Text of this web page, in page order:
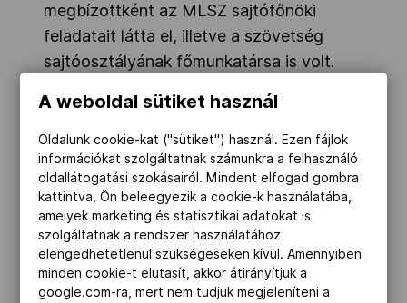
megbízottként az MLSZ sajtófőnöki
feladatait látta el, illetve a szövetség
sajtóosztályának főmunkatársa is volt.
kosárlabdacsapatának elnökségi
tagjaként, majd a MAC
labdarúgócsapatának szakosztály-
vezetőjeként tevékenykedett. Részt
vállalt a 100 éves a Magyar Labdarúgó-
szövetség jubileumi kiadvány
szerkesztésében, a magyar női és férfi
labdarúgó válogatottak statisztikájának
A weboldal sütiket használ
Oldalunk cookie-kat ("sütiket") használ. Ezen fájlok
információkat szolgáltatnak számunkra a felhasználó
oldallátogatási szokásairól. Mindent elfogad gombra
kattintva, Ön beleegyezik a cookie-k használatába,
amelyek marketing és statisztikai adatokat is
szolgáltatnak a rendszer használatához
elengedhetetlenül szükségeseken kívül. Amennyiben
minden cookie-t elutasít, akkor átirányítjuk a
google.com-ra, mert nem tudjuk megjeleníteni a